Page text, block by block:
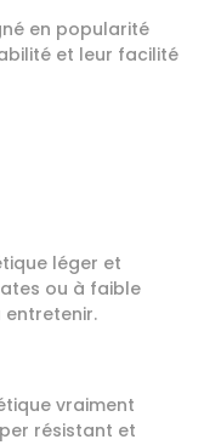
en popularité
et leur facilité
léger et
ou à faible
vraiment
résistant et